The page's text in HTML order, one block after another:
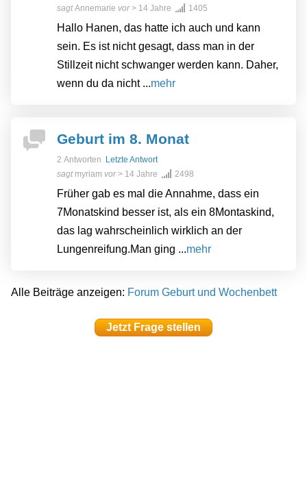
sagtAnnemarie vor> 14 Jahre 1405
Hallo Hanen, das hatte ich auch und kann
sein. Es ist nicht gesagt, dass man in der
Stillzeit nicht schwanger werden kann. Daher,
wenn du da nicht ...mehr
Geburt im 8. Monat
2 Antworten Letzte Antwort
sagt myriam vor> 14 Jahre 2498
Früher gab es mal die Annahme, dass ein
7Monatskind besser ist, als ein 8Montaskind,
das lag wahrscheinlich wirklich an der
Lungenreifung.Man ging ...mehr
Alle Beiträge anzeigen: Forum Geburt und Wochenbett
Jetzt Frage stellen